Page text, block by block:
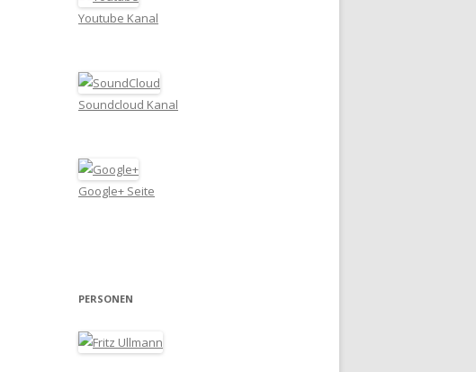
Youtube Kanal
Soundcloud Kanal
Google+ Seite
PERSONEN